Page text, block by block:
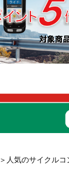
人気のサイクル